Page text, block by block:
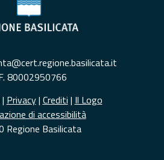
80002950766
| Privacy| Crediti | Il Logo
di accessibilità
Regione Basilicata